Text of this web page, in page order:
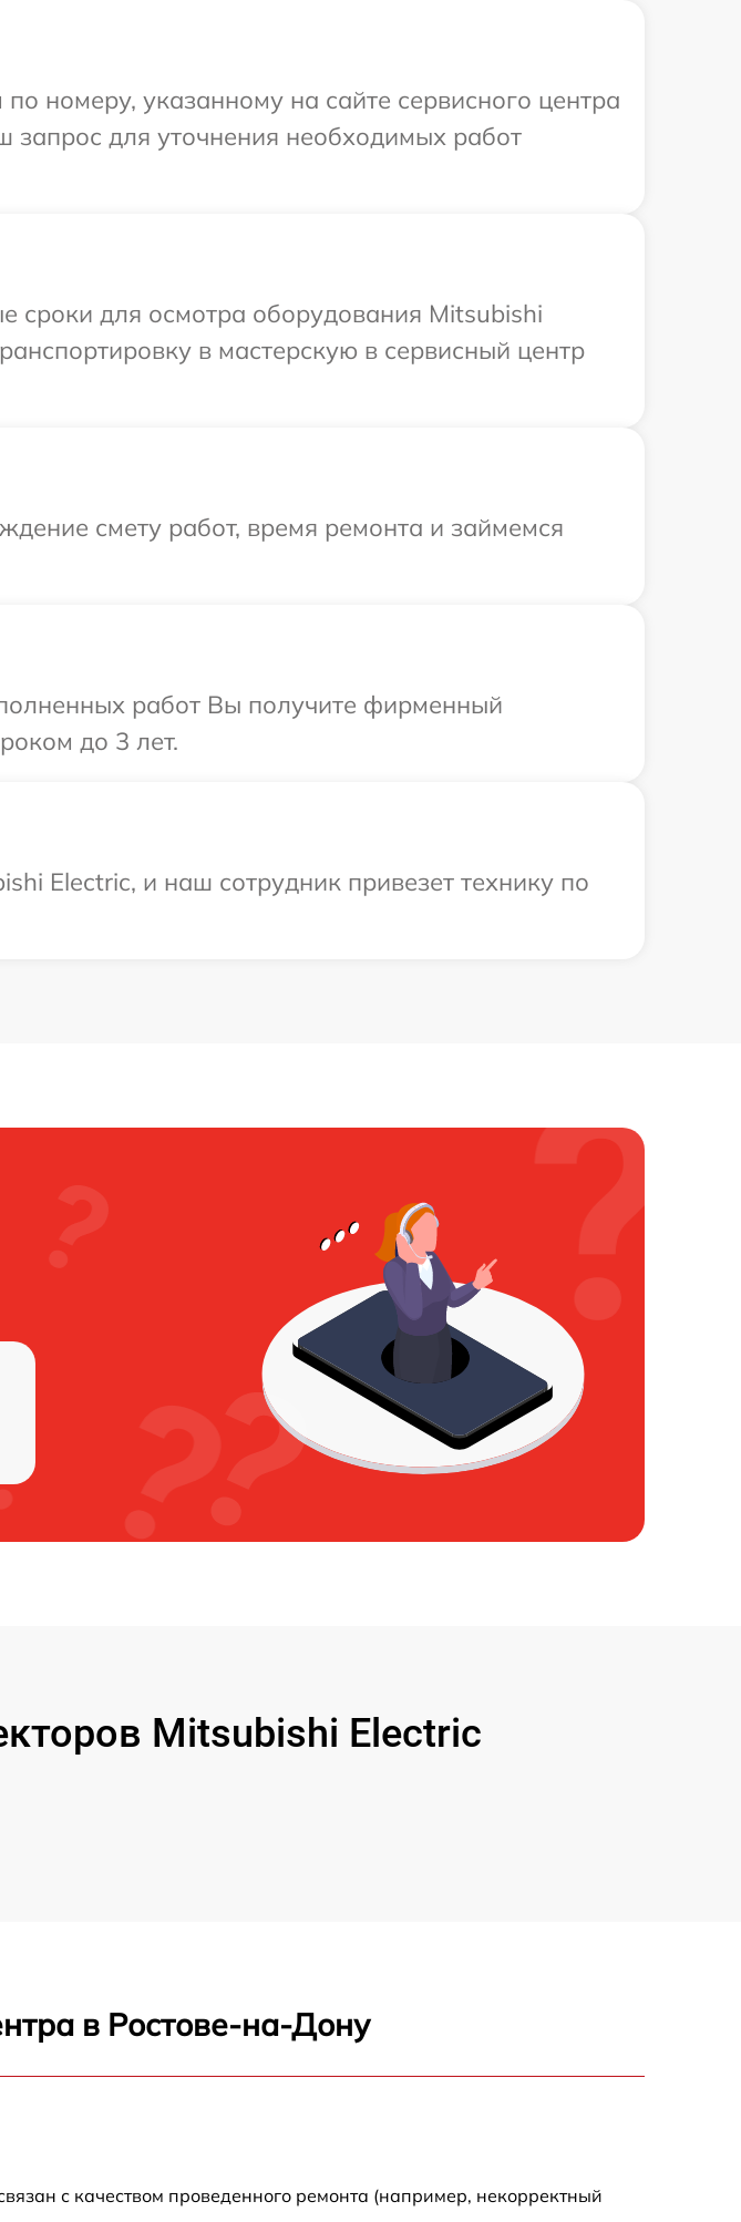
номеру, указанному на сайте сервисного центра
запрос для уточнения необходимых работ
для осмотра оборудования Mitsubishi
в мастерскую в сервисный центр
смету работ, время ремонта и займемся
работ Вы получите фирменный
до 3 лет.
Electric, и наш сотрудник привезет технику по
Mitsubishi Electric
в Ростове-на-Дону
с качеством проведенного ремонта (например, некорректный